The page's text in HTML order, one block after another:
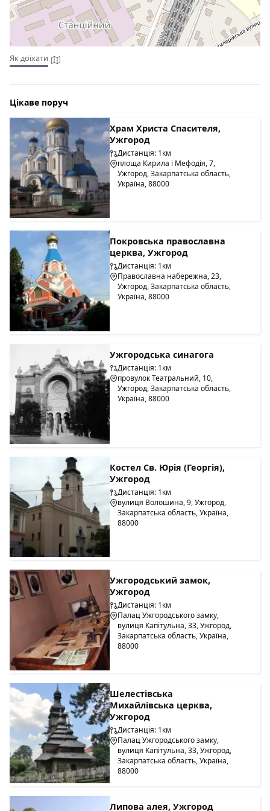
Як доїхати
Цікаве поруч
Храм Христа Спасителя,
Ужгород
Дистанція: 1км
площа Кирила і Мефодія, 7,
Ужгород, Закарпатська область,
Україна, 88000
Покровська православна
церква, Ужгород
Дистанція: 1км
Православна набережна, 23,
Ужгород, Закарпатська область,
Україна, 88000
Ужгородська синагога
Дистанція: 1км
провулок Театральний, 10,
Ужгород, Закарпатська область,
Україна, 88000
Костел Св. Юрія (Георгія),
Ужгород
Дистанція: 1км
вулиця Волошина, 9, Ужгород,
Закарпатська область, Україна,
88000
Ужгородський замок,
Ужгород
Дистанція: 1км
Палац Ужгородського замку,
вулиця Капітульна, 33, Ужгород,
Закарпатська область, Україна,
88000
Шелестівська
Михайлівська церква,
Ужгород
Дистанція: 1км
Палац Ужгородського замку,
вулиця Капітульна, 33, Ужгород,
Закарпатська область, Україна,
88000
Липова алея, Ужгород